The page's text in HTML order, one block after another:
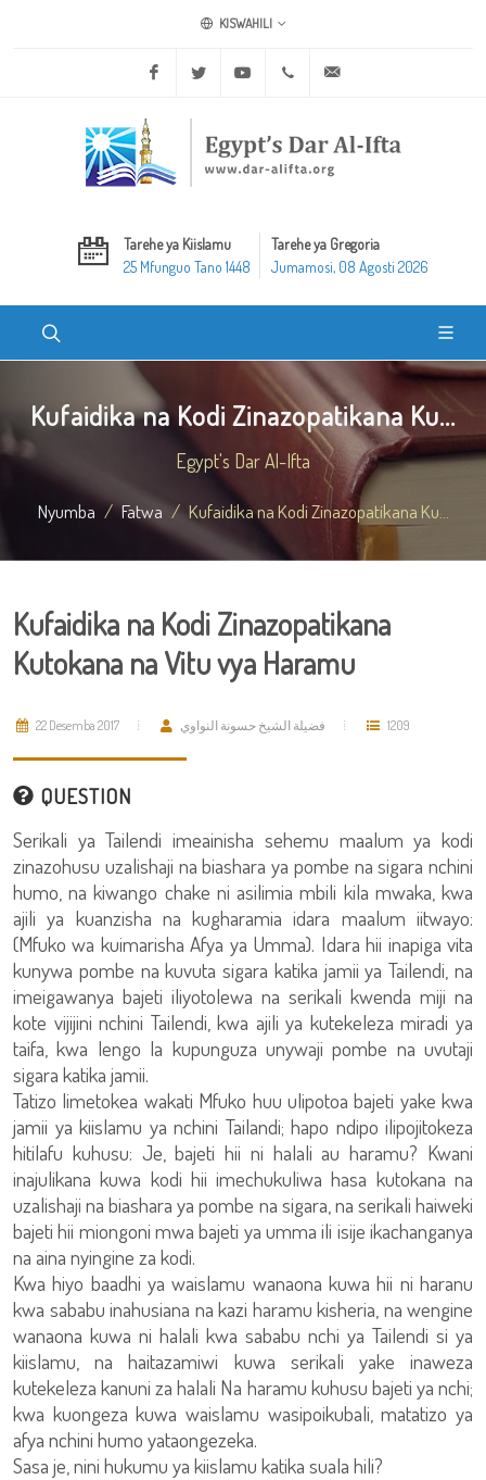
KISWAHILI
Facebook Twitter Youtube +20 2 25970400
Tarehe ya Kiislamu
25 Mfunguo Tano 1448
Tarehe ya Gregoria
Jumamosi, 08 Agosti 2026
Kufaidika na Kodi Zinazopatikana Ku...
Egypt's Dar Al-Ifta
Nyumba Fatwa Kufaidika na Kodi Zinazopatikana Ku...
Kufaidika na Kodi Zinazopatikana
Kutokana na Vitu vya Haramu
22 Desemba 2017 فضيلة الشيخ حسونة النواوي 1209
QUESTION
Serikali ya Tailendi imeainisha sehemu maalum ya kodi
zinazohusu uzalishaji na biashara ya pombe na sigara nchini
humo, na kiwango chake ni asilimia mbili kila mwaka, kwa
ajili ya kuanzisha na kugharamia idara maalum iitwayo:
(Mfuko wa kuimarisha Afya ya Umma). Idara hii inapiga vita
kunywa pombe na kuvuta sigara katika jamii ya Tailendi, na
imeigawanya bajeti iliyotolewa na serikali kwenda miji na
kote vijijini nchini Tailendi, kwa ajili ya kutekeleza miradi ya
taifa, kwa lengo la kupunguza unywaji pombe na uvutaji
sigara katika jamii.
Tatizo limetokea wakati Mfuko huu ulipotoa bajeti yake kwa
jamii ya kiislamu ya nchini Tailandi; hapo ndipo ilipojitokeza
hitilafu kuhusu: Je, bajeti hii ni halali au haramu? Kwani
inajulikana kuwa kodi hii imechukuliwa hasa kutokana na
uzalishaji na biashara ya pombe na sigara, na serikali haiweki
bajeti hii miongoni mwa bajeti ya umma ili isije ikachanganya
na aina nyingine za kodi.
Kwa hiyo baadhi ya waislamu wanaona kuwa hii ni haranu
kwa sababu inahusiana na kazi haramu kisheria, na wengine
wanaona kuwa ni halali kwa sababu nchi ya Tailendi si ya
kiislamu, na haitazamiwi kuwa serikali yake inaweza
kutekeleza kanuni za halali Na haramu kuhusu bajeti ya nchi;
kwa kuongeza kuwa waislamu wasipoikubali, matatizo ya
afya nchini humo yataongezeka.
Sasa je, nini hukumu ya kiislamu katika suala hili?